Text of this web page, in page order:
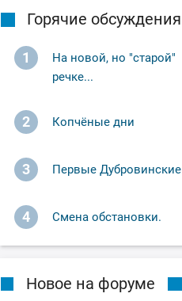
Горячие обсуждения
1
На новой, но "старой"
речке...
2 Копчёные дни
3 Первые Дубровинские
4 Смена обстановки.
Новое на форуме